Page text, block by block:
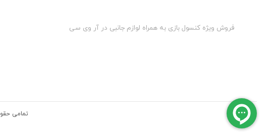
فروش ویژه کنسول بازی به همراه لوازم جانبی در آر وی سی
تمامی